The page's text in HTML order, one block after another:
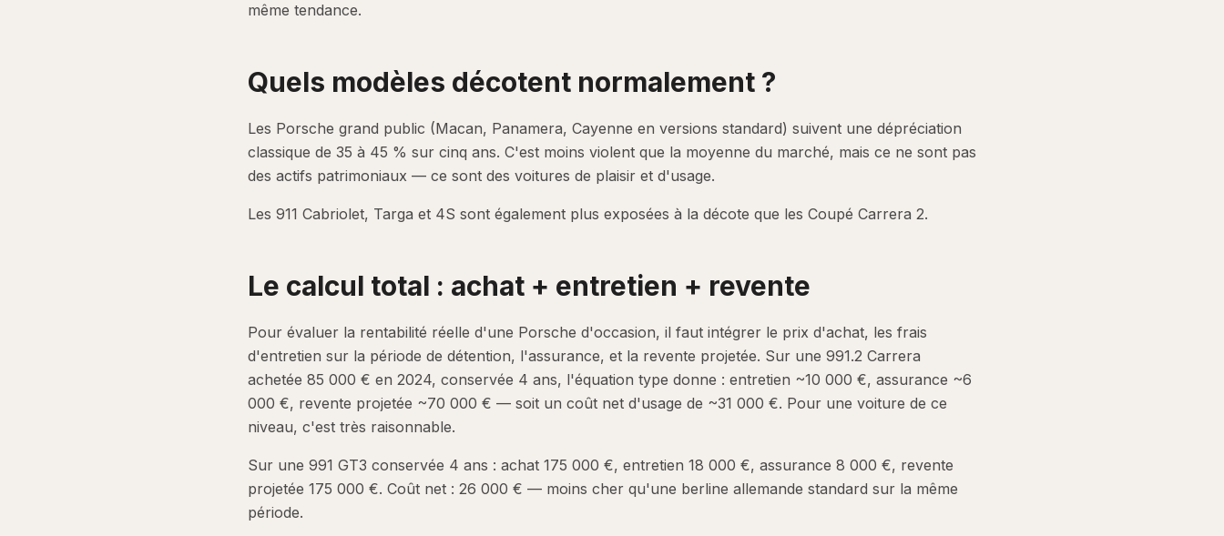
même tendance.
Quels modèles décotent normalement ?
Les Porsche grand public (Macan, Panamera, Cayenne en versions standard) suivent une dépréciation
classique de 35 à 45 % sur cinq ans. C'est moins violent que la moyenne du marché, mais ce ne sont pas
des actifs patrimoniaux — ce sont des voitures de plaisir et d'usage.
Les 911 Cabriolet, Targa et 4S sont également plus exposées à la décote que les Coupé Carrera 2.
Le calcul total : achat + entretien + revente
Pour évaluer la rentabilité réelle d'une Porsche d'occasion, il faut intégrer le prix d'achat, les frais
d'entretien sur la période de détention, l'assurance, et la revente projetée. Sur une 991.2 Carrera
achetée 85 000 € en 2024, conservée 4 ans, l'équation type donne : entretien ~10 000 €, assurance ~6
000 €, revente projetée ~70 000 € — soit un coût net d'usage de ~31 000 €. Pour une voiture de ce
niveau, c'est très raisonnable.
Sur une 991 GT3 conservée 4 ans : achat 175 000 €, entretien 18 000 €, assurance 8 000 €, revente
projetée 175 000 €. Coût net : 26 000 € — moins cher qu'une berline allemande standard sur la même
période.